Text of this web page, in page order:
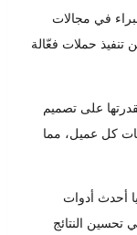
في مجالات
تنفيذ حملات فعّالة
على تصميم
كل عميل، مما
أحدث أدوات
تحسين النتائج